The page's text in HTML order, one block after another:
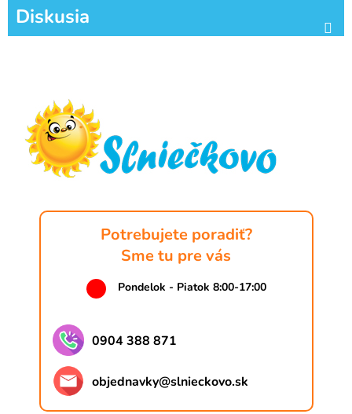
Diskusia
Potrebujete poradiť?
Sme tu pre vás
Pondelok - Piatok 8:00-17:00
0904 388 871
objednavky@slnieckovo.sk